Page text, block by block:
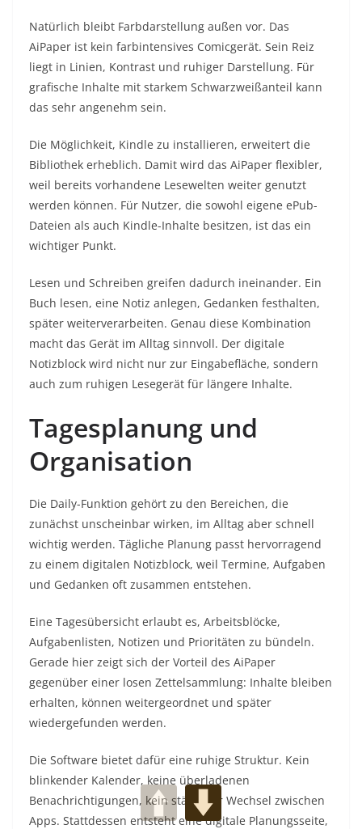
Natürlich bleibt Farbdarstellung außen vor. Das
AiPaper ist kein farbintensives Comicgerät. Sein Reiz
liegt in Linien, Kontrast und ruhiger Darstellung. Für
grafische Inhalte mit starkem Schwarzweißanteil kann
das sehr angenehm sein.
Die Möglichkeit, Kindle zu installieren, erweitert die
Bibliothek erheblich. Damit wird das AiPaper flexibler,
weil bereits vorhandene Lesewelten weiter genutzt
werden können. Für Nutzer, die sowohl eigene ePub-
Dateien als auch Kindle-Inhalte besitzen, ist das ein
wichtiger Punkt.
Lesen und Schreiben greifen dadurch ineinander. Ein
Buch lesen, eine Notiz anlegen, Gedanken festhalten,
später weiterverarbeiten. Genau diese Kombination
macht das Gerät im Alltag sinnvoll. Der digitale
Notizblock wird nicht nur zur Eingabefläche, sondern
auch zum ruhigen Lesegerät für längere Inhalte.
Tagesplanung und
Organisation
Die Daily-Funktion gehört zu den Bereichen, die
zunächst unscheinbar wirken, im Alltag aber schnell
wichtig werden. Tägliche Planung passt hervorragend
zu einem digitalen Notizblock, weil Termine, Aufgaben
und Gedanken oft zusammen entstehen.
Eine Tagesübersicht erlaubt es, Arbeitsblöcke,
Aufgabenlisten, Notizen und Prioritäten zu bündeln.
Gerade hier zeigt sich der Vorteil des AiPaper
gegenüber einer losen Zettelsammlung: Inhalte bleiben
erhalten, können weitergeordnet und später
wiedergefunden werden.
Die Software bietet dafür eine ruhige Struktur. Kein
blinkender Kalender, keine überladenen
Benachrichtigungen, kein ständiger Wechsel zwischen
Apps. Stattdessen entsteht eine digitale Planungsseite,